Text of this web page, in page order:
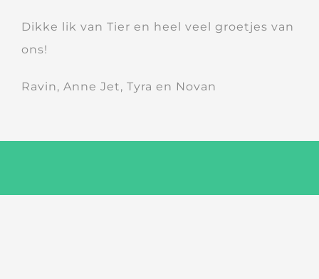
Dikke lik van Tier en heel veel groetjes van
ons!
Ravin, Anne Jet, Tyra en Novan